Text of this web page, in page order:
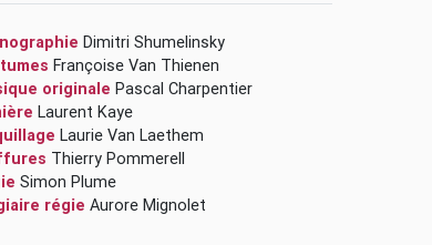
Dimitri Shumelinsky
Françoise Van Thienen
originale Pascal Charpentier
Laurent Kaye
Laurie Van Laethem
Thierry Pommerell
Simon Plume
régie Aurore Mignolet